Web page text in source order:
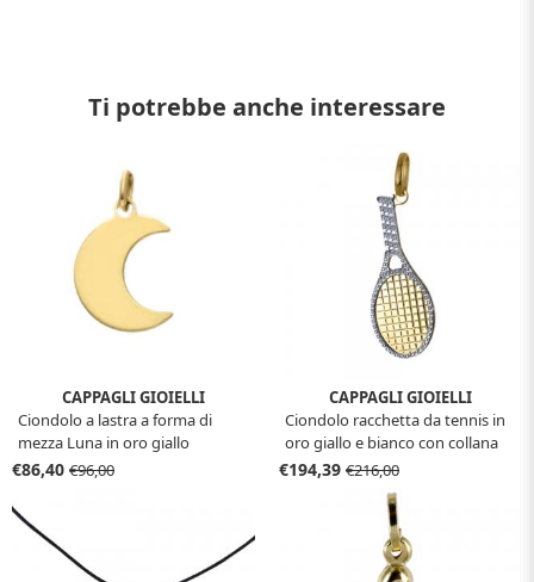
Ti potrebbe anche interessare
CAPPAGLI GIOIELLI
Ciondolo a lastra a forma di
mezza Luna in oro giallo
€86,40 €96,00
CAPPAGLI GIOIELLI
Ciondolo racchetta da tennis in
oro giallo e bianco con collana
€194,39 €216,00